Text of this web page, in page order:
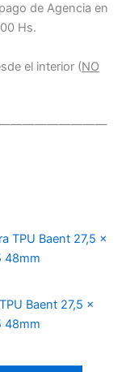
de Agencia en
Hs.
el interior (NO
Baent 27,5 x
48mm